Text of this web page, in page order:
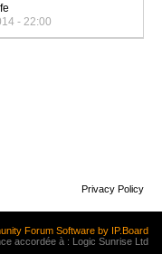
- 22:00
Privacy Policy
Forum Software by IP.Board
accordée à : Logic Sunrise Ltd